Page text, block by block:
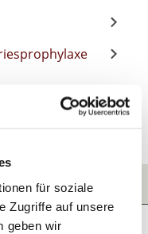
für soziale
Zugriffe auf unsere
geben wir